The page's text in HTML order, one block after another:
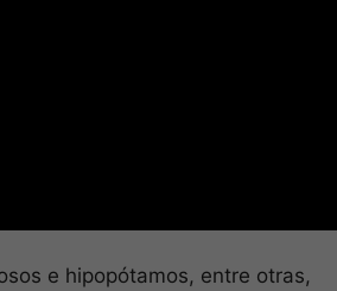
e hipopótamos, entre otras,